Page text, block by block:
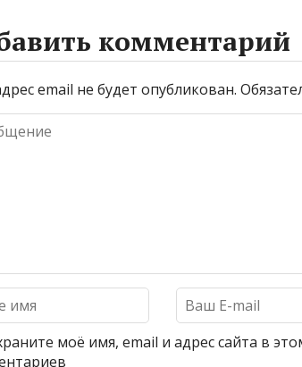
комментарий
email не будет опубликован.
моё имя, email и адрес сайта в